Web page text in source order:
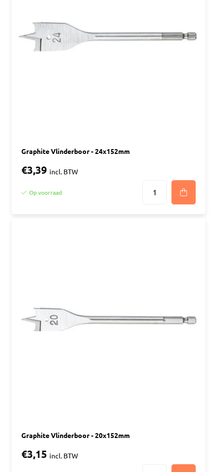
Graphite Vlinderboor - 24x152mm
€3,39 incl. BTW
Op voorraad
Graphite Vlinderboor - 20x152mm
€3,15 incl. BTW